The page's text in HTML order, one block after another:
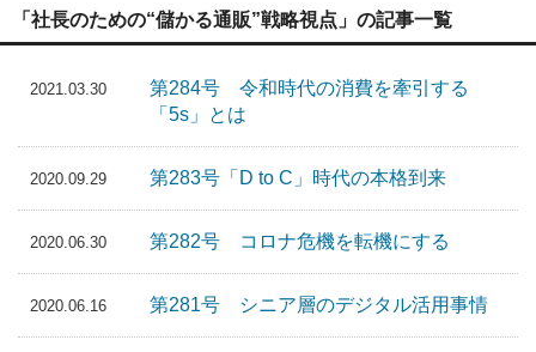
「社長のための“儲かる通販”戦略視点」の記事一覧
2021.03.30
第284号 令和時代の消費を牽引する
「5s」とは
2020.09.29 第283号「D to C」時代の本格到来
2020.06.30 第282号 コロナ危機を転機にする
2020.06.16 第281号 シニア層のデジタル活用事情